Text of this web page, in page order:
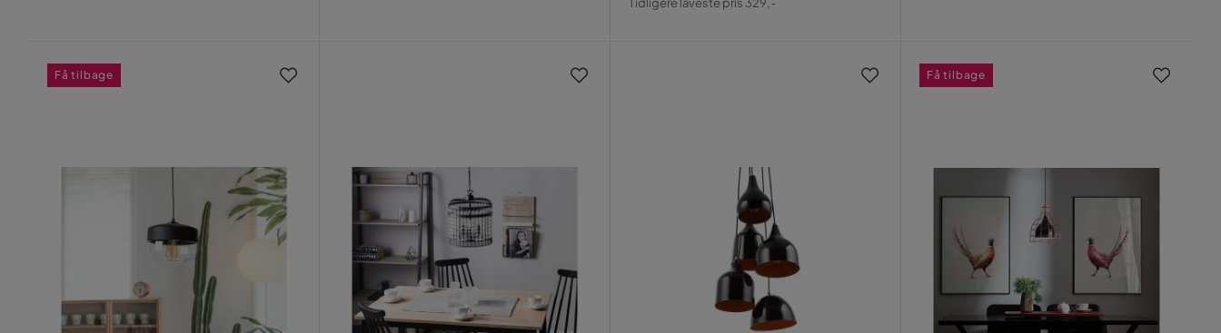
Tidligere laveste pris 329,-
Få tilbage Få tilbage